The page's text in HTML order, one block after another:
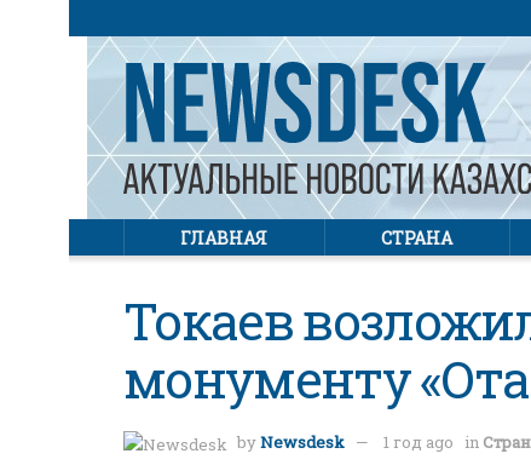
ГЛАВНАЯ СТРАНА
Токаев
монументу
byNewsdesk 1 год ago in